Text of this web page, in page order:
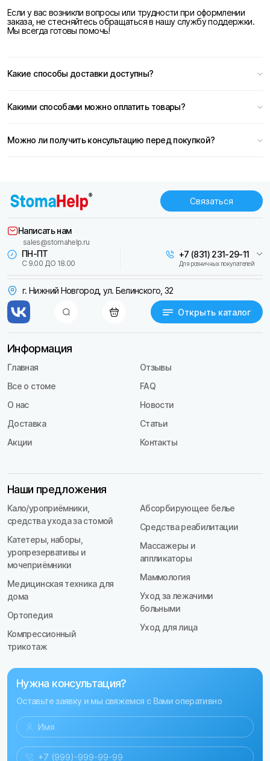
Если у вас возникли вопросы или трудности при оформлении
заказа, не стесняйтесь обращаться в нашу службу поддержки.
Мы всегда готовы помочь!
Какие способы доставки доступны?
Какими способами можно оплатить товары?
Можно ли получить консультацию перед покупкой?
Связаться
г. Нижний Новгород, ул. Белинского, 32
Открыть каталог
ПН-ПТ
С 9.00 ДО 18.00
+7 (831) 231-29-11
Для розничных покупателей
Написать нам
sales@stomahelp.ru
Информация
Главная
Все о стоме
О нас
Доставка
Акции
Отзывы
FAQ
Новости
Статьи
Контакты
Наши предложения
Кало/уроприёмники,
средства ухода за стомой
Катетеры, наборы,
уропрезервативы и
мочеприёмники
Медицинская техника для
дома
Ортопедия
Компрессионный
трикотаж
Абсорбирующее белье
Средства реабилитации
Массажеры и
аппликаторы
Маммология
Уход за лежачими
больными
Уход для лица
Нужна консультация?
Оставьте заявку и мы свяжемся с Вами оперативно